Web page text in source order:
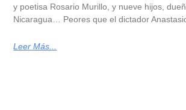
y poetisa Rosario Murillo, y nueve hijos,
Nicaragua… Peores que el dictador
Leer Más...